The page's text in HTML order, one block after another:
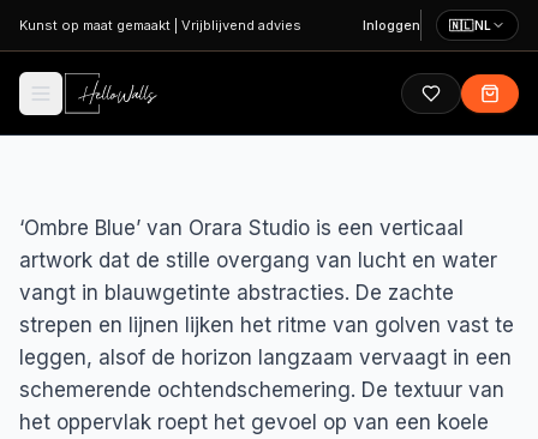
Ga naar hoofdinhoud
Kunst op maat gemaakt Vrijblijvend advies Inloggen 🇳🇱NL
‘Ombre Blue’ van Orara Studio is een verticaal
artwork dat de stille overgang van lucht en water
vangt in blauwgetinte abstracties. De zachte
strepen en lijnen lijken het ritme van golven vast te
leggen, alsof de horizon langzaam vervaagt in een
schemerende ochtendschemering. De textuur van
het oppervlak roept het gevoel op van een koele